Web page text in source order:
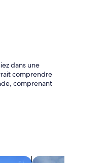
dans une
comprendre
comprenant
Rechercher des